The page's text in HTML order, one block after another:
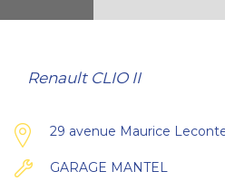
Renault CLIO II
29 avenue Maurice
GARAGE MANTEL